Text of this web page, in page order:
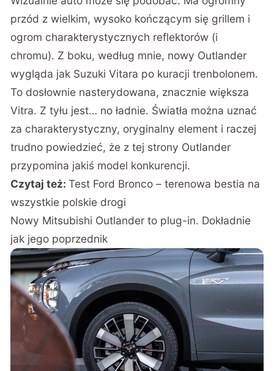
przód z wielkim, wysoko kończącym się grillem i
ogrom charakterystycznych reflektorów (i
chromu). Z boku, według mnie, nowy Outlander
wygląda jak Suzuki Vitara po kuracji trenbolonem.
To dosłownie nasterydowana, znacznie większa
Vitra. Z tyłu jest… no ładnie. Światła można uznać
za charakterystyczny, oryginalny element i raczej
trudno powiedzieć, że z tej strony Outlander
przypomina jakiś model konkurencji.
Czytaj też:Test Ford Bronco – terenowa bestia na
wszystkie polskie drogi
Nowy Mitsubishi Outlander to plug-in. Dokładnie
jak jego poprzednik